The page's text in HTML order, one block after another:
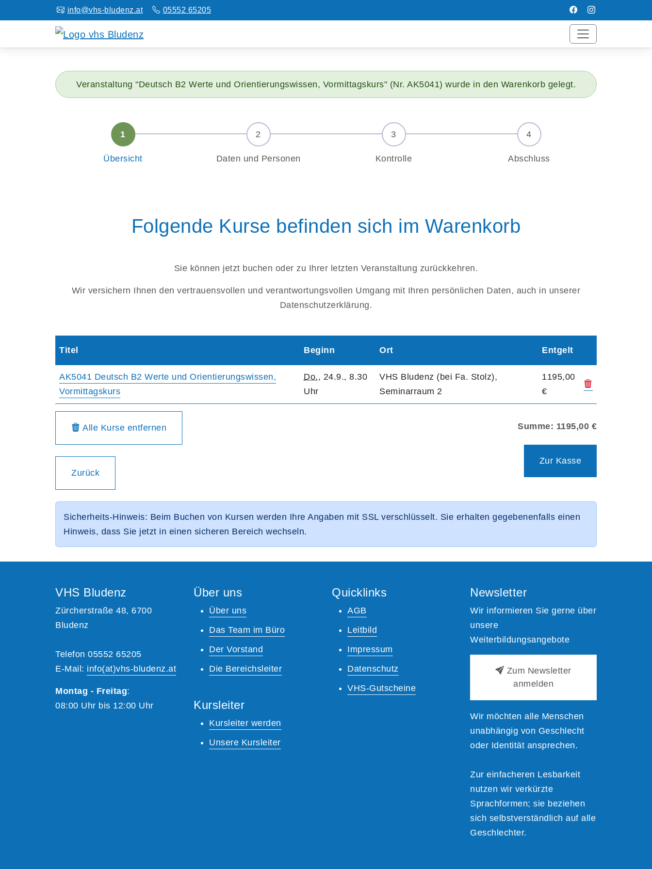
info@vhs-bludenz.at 05552 65205
Veranstaltung "Deutsch B2 Werte und Orientierungswissen, Vormittagskurs" (Nr. AK5041) wurde in den Warenkorb gelegt.
Übersicht Daten und Personen Kontrolle Abschluss
Folgende Kurse befinden sich im Warenkorb
Sie können jetzt buchen oder zu Ihrer letzten Veranstaltung zurückkehren.
Wir versichern Ihnen den vertrauensvollen und verantwortungsvollen Umgang mit Ihren persönlichen Daten, auch in unserer
Datenschutzerklärung.
Warenkorbübersicht
Titel Beginn Ort Entgelt
AK5041 Deutsch B2 Werte und Orientierungswissen,
Vormittagskurs
Do., 24.9., 8.30
Uhr
VHS Bludenz (bei Fa. Stolz),
Seminarraum 2
1195,00
€
Alle Kurseaus dem Warenkorb
entfernen Summe: 1195,00 €
Zur Kasse
Einen Schritt
Zurück
Sicherheits-Hinweis: Beim Buchen von Kursen werden Ihre Angaben mit SSL verschlüsselt. Sie erhalten gegebenenfalls einen
Hinweis, dass Sie jetzt in einen sicheren Bereich wechseln.
VHS Bludenz
Zürcherstraße 48, 6700
Bludenz
Telefon 05552 65205
E-Mail: info(at)vhs-bludenz.at
Montag - Freitag:
08:00 Uhr bis 12:00 Uhr
Über uns
Über uns
Das Team im Büro
Der Vorstand
Die Bereichsleiter
Kursleiter
Kursleiter werden
Unsere Kursleiter
Quicklinks
AGB
Leitbild
Impressum
Datenschutz
VHS-Gutscheine
Newsletter
Wir informieren Sie gerne über
unsere
Weiterbildungsangebote
Zum Newsletter
anmelden
Wir möchten alle Menschen
unabhängig von Geschlecht
oder Identität ansprechen.
Zur einfacheren Lesbarkeit
nutzen wir verkürzte
Sprachformen; sie beziehen
sich selbstverständlich auf alle
Geschlechter.